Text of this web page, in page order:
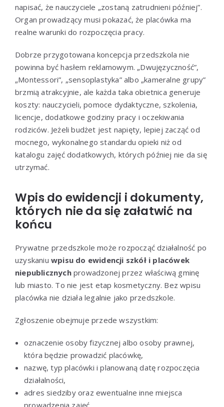
napisać, że nauczyciele „zostaną zatrudnieni później”.
Organ prowadzący musi pokazać, że placówka ma
realne warunki do rozpoczęcia pracy.
Dobrze przygotowana koncepcja przedszkola nie
powinna być hasłem reklamowym. „Dwujęzyczność”,
„Montessori”, „sensoplastyka” albo „kameralne grupy”
brzmią atrakcyjnie, ale każda taka obietnica generuje
koszty: nauczycieli, pomoce dydaktyczne, szkolenia,
licencje, dodatkowe godziny pracy i oczekiwania
rodziców. Jeżeli budżet jest napięty, lepiej zacząć od
mocnego, wykonalnego standardu opieki niż od
katalogu zajęć dodatkowych, których później nie da się
utrzymać.
Wpis do ewidencji i dokumenty,
których nie da się załatwić na
końcu
Prywatne przedszkole może rozpocząć działalność po
uzyskaniu wpisu do ewidencji szkół i placówek
niepublicznychprowadzonej przez właściwą gminę
lub miasto. To nie jest etap kosmetyczny. Bez wpisu
placówka nie działa legalnie jako przedszkole.
Zgłoszenie obejmuje przede wszystkim:
oznaczenie osoby fizycznej albo osoby prawnej,
która będzie prowadzić placówkę,
nazwę, typ placówki i planowaną datę rozpoczęcia
działalności,
adres siedziby oraz ewentualne inne miejsca
prowadzenia zajęć,